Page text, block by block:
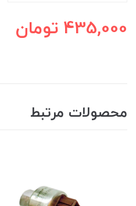
435,000 تومان
محصولات مرتبط